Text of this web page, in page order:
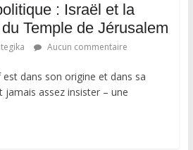
: Israël et la
Temple de Jérusalem
Aucun commentaire
dans son origine et dans sa
jamais assez insister – une